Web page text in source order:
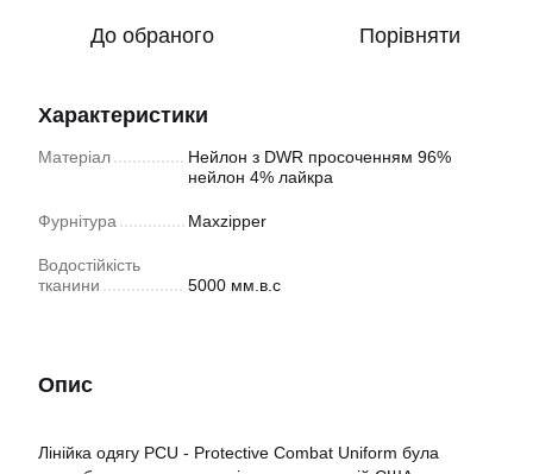
До обраного Порівняти
Характеристики
Матеріал
Нейлон з DWR просоченням 96%
нейлон 4% лайкра
Фурнітура Maxzipper
Водостійкість
тканини
5000 мм.в.с
Опис
Лінійка одягу PCU - Protective Combat Uniform була